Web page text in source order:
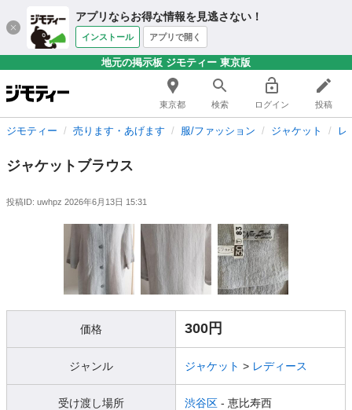
アプリならお得な情報を見逃さない！
インストール アプリで開く
地元の掲示板 ジモティー 東京版
東京都 検索 ログイン 投稿
ジモティー 売ります・あげます 服/ファッション ジャケット レ
ジャケットブラウス
投稿ID: uwhpz 2026年6月13日 15:31
価格 300円
ジャンル ジャケット > レディース
受け渡し場所 渋谷区 - 恵比寿西